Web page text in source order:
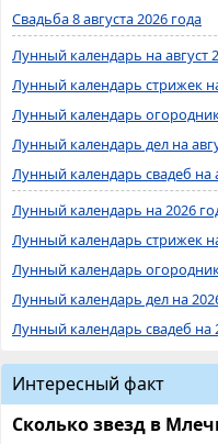
Свадьба 8 августа 2026 года
Лунный календарь на август
Лунный календарь стрижек
Лунный календарь
Лунный календарь дел на
Лунный календарь свадеб на
Лунный календарь на 2026
Лунный календарь стрижек
Лунный календарь
Лунный календарь дел на
Лунный календарь свадеб на
Интересный факт
Сколько звезд в